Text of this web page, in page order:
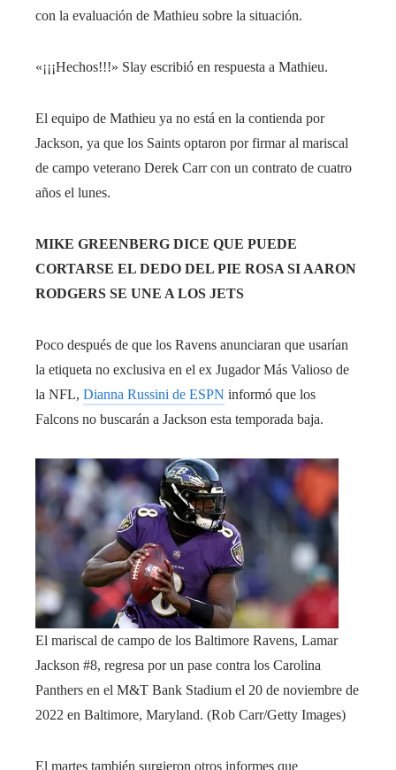
con la evaluación de Mathieu sobre la situación.
«¡¡¡Hechos!!!» Slay escribió en respuesta a Mathieu.
El equipo de Mathieu ya no está en la contienda por
Jackson, ya que los Saints optaron por firmar al mariscal
de campo veterano Derek Carr con un contrato de cuatro
años el lunes.
MIKE GREENBERG DICE QUE PUEDE
CORTARSE EL DEDO DEL PIE ROSA SI AARON
RODGERS SE UNE A LOS JETS
Poco después de que los Ravens anunciaran que usarían
la etiqueta no exclusiva en el ex Jugador Más Valioso de
la NFL, Dianna Russini de ESPN informó que los
Falcons no buscarán a Jackson esta temporada baja.
El mariscal de campo de los Baltimore Ravens, Lamar
Jackson #8, regresa por un pase contra los Carolina
Panthers en el M&T Bank Stadium el 20 de noviembre de
2022 en Baltimore, Maryland. (Rob Carr/Getty Images)
El martes también surgieron otros informes que